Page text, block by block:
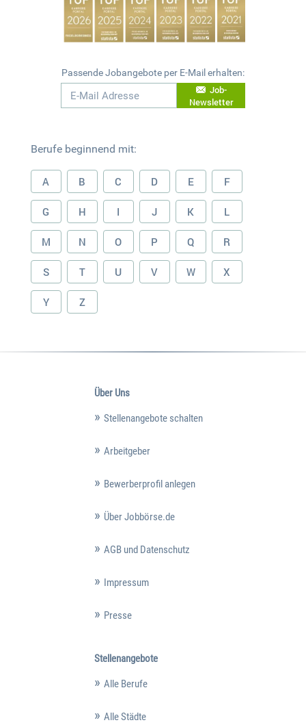
Passende Jobangebote per E-Mail erhalten:
Job-
Newsletter
Berufe beginnend mit:
A B C D E F
G H I J K L
M N O P Q R
S T U V W X
Y Z
Über Uns
Stellenangebote schalten
Arbeitgeber
Bewerberprofil anlegen
Über Jobbörse.de
AGB und Datenschutz
Impressum
Presse
Stellenangebote
Alle Berufe
Alle Städte